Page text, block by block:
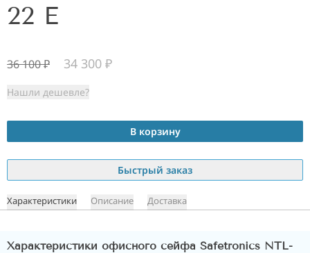
22 E
36 100₽ 34 300 ₽
Нашли дешевле?
В корзину
Быстрый заказ
Характеристики Описание Доставка
Характеристики офисного сейфа Safetronics NTL-